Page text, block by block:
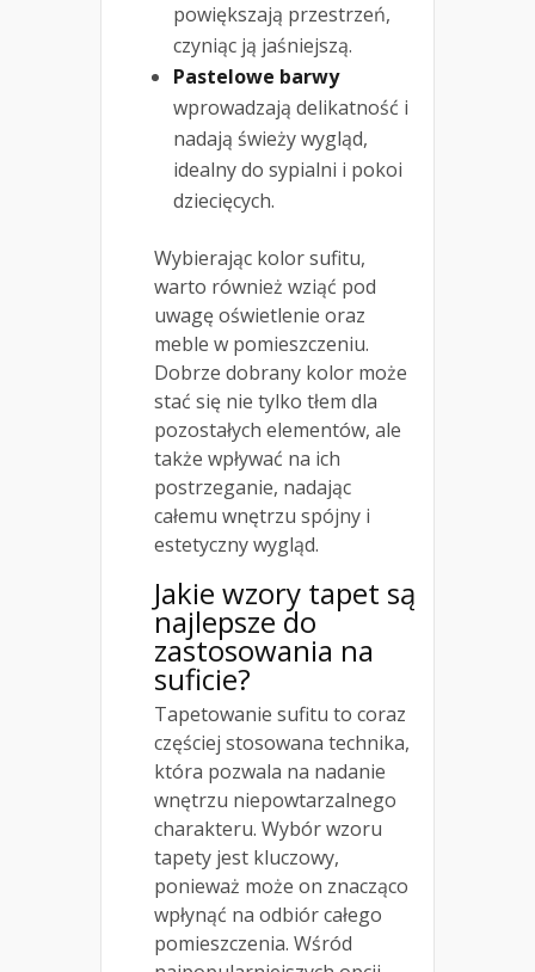
powiększają przestrzeń,
czyniąc ją jaśniejszą.
Pastelowe barwy
wprowadzają delikatność i
nadają świeży wygląd,
idealny do sypialni i pokoi
dziecięcych.
Wybierając kolor sufitu,
warto również wziąć pod
uwagę oświetlenie oraz
meble w pomieszczeniu.
Dobrze dobrany kolor może
stać się nie tylko tłem dla
pozostałych elementów, ale
także wpływać na ich
postrzeganie, nadając
całemu wnętrzu spójny i
estetyczny wygląd.
Jakie wzory tapet są
najlepsze do
zastosowania na
suficie?
Tapetowanie sufitu to coraz
częściej stosowana technika,
która pozwala na nadanie
wnętrzu niepowtarzalnego
charakteru. Wybór wzoru
tapety jest kluczowy,
ponieważ może on znacząco
wpłynąć na odbiór całego
pomieszczenia. Wśród